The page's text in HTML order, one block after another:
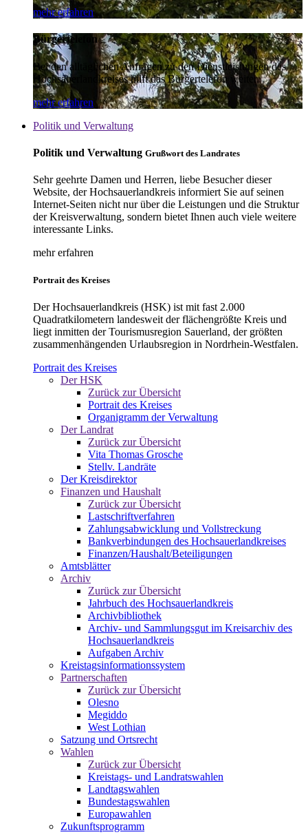
mehr erfahren
Bürgertelefon
Bei den alltäglichen Anfragen zu den Dienstleistungen des
Hochsauerlandkreises hilft das Bürgertelefon weiter.
mehr erfahren
Politik und Verwaltung
Politik und Verwaltung Grußwort des Landrates
Sehr geehrte Damen und Herren, liebe Besucher dieser
Website, der Hochsauerlandkreis informiert Sie auf seinen
Internet-Seiten nicht nur über die Leistungen und die Struktur
der Kreisverwaltung, sondern bietet Ihnen auch viele weitere
interessante Links.
mehr erfahren
Portrait des Kreises
Der Hochsauerlandkreis (HSK) ist mit fast 2.000
Quadratkilometern landesweit der flächengrößte Kreis und
liegt inmitten der Tourismusregion Sauerland, der größten
zusammenhängenden Urlaubsregion in Nordrhein-Westfalen.
Portrait des Kreises
Der HSK
Zurück zur Übersicht
Portrait des Kreises
Organigramm der Verwaltung
Der Landrat
Zurück zur Übersicht
Vita Thomas Grosche
Stellv. Landräte
Der Kreisdirektor
Finanzen und Haushalt
Zurück zur Übersicht
Lastschriftverfahren
Zahlungsabwicklung und Vollstreckung
Bankverbindungen des Hochsauerlandkreises
Finanzen/Haushalt/Beteiligungen
Amtsblätter
Archiv
Zurück zur Übersicht
Jahrbuch des Hochsauerlandkreis
Archivbibliothek
Archiv- und Sammlungsgut im Kreisarchiv des
Hochsauerlandkreis
Aufgaben Archiv
Kreistagsinformationssystem
Partnerschaften
Zurück zur Übersicht
Olesno
Megiddo
West Lothian
Satzung und Ortsrecht
Wahlen
Zurück zur Übersicht
Kreistags- und Landratswahlen
Landtagswahlen
Bundestagswahlen
Europawahlen
Zukunftsprogramm